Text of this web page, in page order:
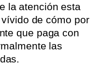
la atención esta
de cómo por
que paga con
las